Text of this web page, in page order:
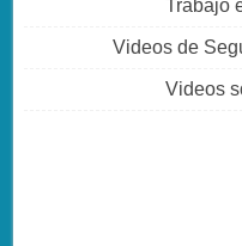
Trabajo
Videos de
Videos